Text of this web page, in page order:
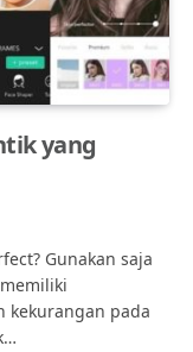
yang
Gunakan saja
kekurangan pada